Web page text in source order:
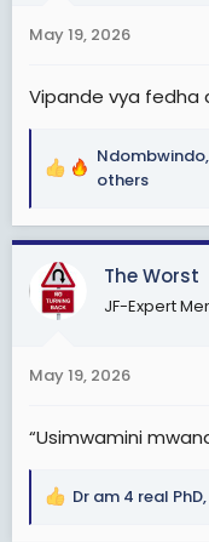
s
May 19, 2026
Vipande vya fedha
R
a
c
t
i
s
Ndombwindo,
others
The Worst
JF-Expert
May 19, 2026
“Usimwamini
R
Dr am 4 real PhD,